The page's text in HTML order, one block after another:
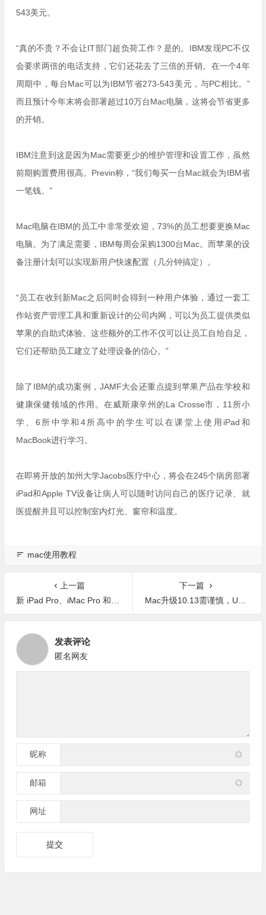
543美元。
“真的不贵？不会让IT部门超负荷工作？是的。IBM发现PC不仅
会要求两倍的电话支持，它们还花去了三倍的开销。在一个4年
周期中，每台Mac可以为IBM节省273-543美元，与PC相比。”
而且预计今年末将会部署超过10万台Mac电脑，这将会节省更多
的开销。
IBM注意到这是因为Mac需要更少的维护管理和设置工作，虽然
前期购置费用很高。Previn称，“我们每买一台Mac就会为IBM省
一笔钱。”
Mac电脑在IBM的员工中非常受欢迎，73%的员工想要更换Mac
电脑。为了满足需要，IBM每周会采购1300台Mac。而苹果的设
备注册计划可以实现新用户快速配置（几分钟搞定）。
“员工在收到新Mac之后同时会得到一种用户体验，通过一套工
作站资产管理工具和重新设计的公司内网，可以为员工提供类似
苹果的自助式体验。这些额外的工作不仅可以让员工自给自足，
它们还帮助员工建立了处理设备的信心。”
除了IBM的成功案例，JAMF大会还重点提到苹果产品在学校和
健康保健领域的作用。在威斯康辛州的La Crosse市，11所小
学、6所中学和4所高中的学生可以在课堂上使用iPad和
MacBook进行学习。
在即将开放的加州大学Jacobs医疗中心，将会在245个病房部署
iPad和Apple TV设备让病人可以随时访问自己的医疗记录、就
医提醒并且可以控制室内灯光、窗帘和温度。
mac使用教程
上一篇
新 iPad Pro、iMac Pro 和新系统之外，苹果还有压轴的惊喜
下一篇
Mac升级10.13需谨慎，Unity不显示资源的解决办法
发表评论
匿名网友
昵称
邮箱
网址